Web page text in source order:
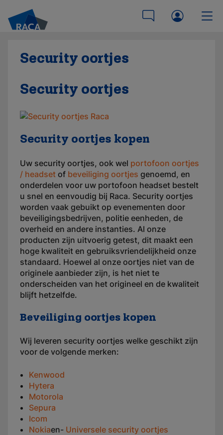
Security oortjes
Security oortjes
Security oortjes kopen
Uw security oortjes, ook wel portofoon oortjes
/ headset of beveiliging oortjes genoemd, en
onderdelen voor uw portofoon headset bestelt
u snel en eenvoudig bij Raca. Security oortjes
worden vaak gebuikt op evenementen door
beveiligingsbedrijven, politie eenheden, de
overheid en andere instanties. Al onze
producten zijn uitvoerig getest, dit maakt een
hoge kwaliteit en gebruiksvriendelijkheid onze
standaard. Hoewel al onze oortjes niet van de
originele aanbieder zijn, is het niet te
onderscheiden van het origineel en de kwaliteit
blijft hetzelfde.
Beveiliging oortjes kopen
Wij leveren security oortjes welke geschikt zijn
voor de volgende merken:
Kenwood
Hytera
Motorola
Sepura
Icom
Nokiaen- Universele security oortjes